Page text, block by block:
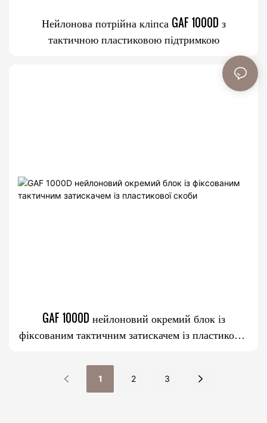
Нейлонова потрійна кліпса GAF 1000D з
тактичною пластиковою підтримкою
GAF 1000D нейлоновий окремий блок із
фіксованим тактичним затискачем із пластикової
1 2 3